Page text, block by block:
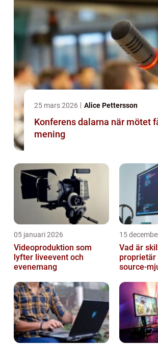
25 mars 2026 Alice Pettersson
Konferens dalarna när mötet får extra
mening
05 januari 2026
Videoproduktion som
lyfter liveevent och
evenemang
15
Vad är
proprietär
source-